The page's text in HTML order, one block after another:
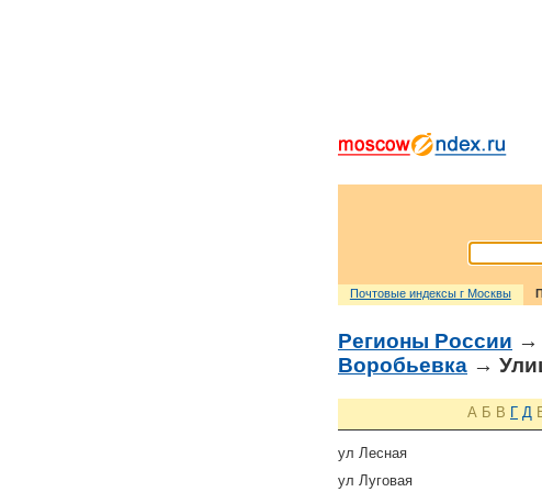
Почтовые индексы г Москвы
Регионы России →
Воробьевка →
А Б В Г Д
ул Лесная
ул Луговая